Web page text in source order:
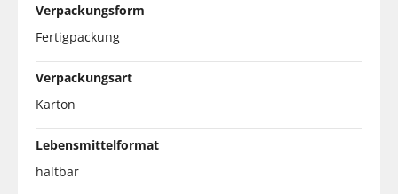
Verpackungsform
Fertigpackung
Verpackungsart
Karton
Lebensmittelformat
haltbar